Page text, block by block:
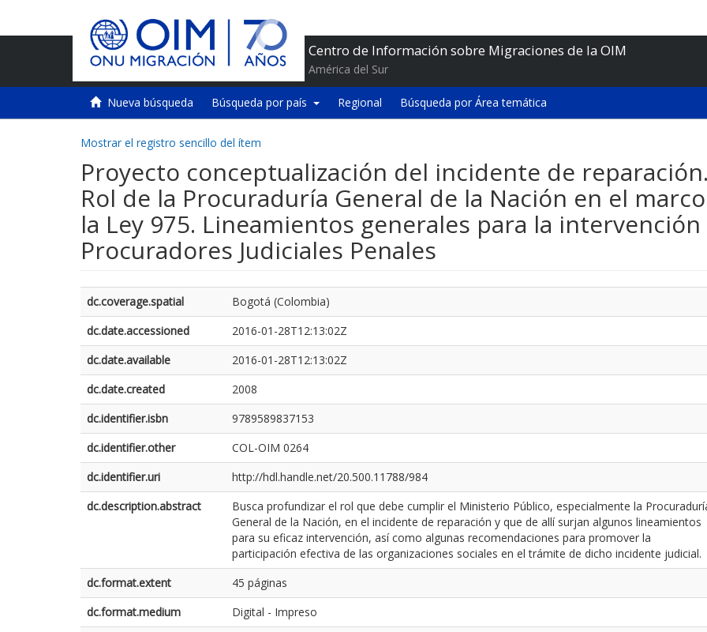
Centro de Información sobre Migraciones de la OIM
América del Sur
Nueva búsqueda Búsqueda por país Regional Búsqueda por Área temática
Mostrar el registro sencillo del ítem
Proyecto conceptualización del incidente de reparación.
Rol de la Procuraduría General de la Nación en el
la Ley 975. Lineamientos generales para la intervención
Procuradores Judiciales Penales
dc.coverage.spatial
Bogotá (Colombia)
dc.date.accessioned
2016-01-28T12:13:02Z
dc.date.available
2016-01-28T12:13:02Z
dc.date.created
2008
dc.identifier.isbn
9789589837153
dc.identifier.other
COL-OIM 0264
dc.identifier.uri
http://hdl.handle.net/20.500.11788/984
dc.description.abstract
Busca profundizar el rol que debe cumplir el Ministerio Público, especialmente la
General de la Nación, en el incidente de reparación y que de allí surjan algunos lineamientos
para su eficaz intervención, así como algunas recomendaciones para promover la
participación efectiva de las organizaciones sociales en el trámite de dicho incidente judicial.
dc.format.extent
45 páginas
dc.format.medium
Digital - Impreso